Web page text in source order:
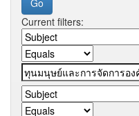
Current filters: